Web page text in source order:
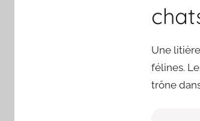
Une
félines.
trône